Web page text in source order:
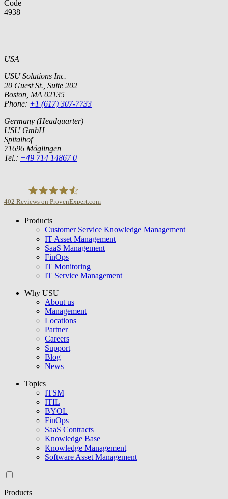
Code
4938
USA
USU Solutions Inc.
20 Guest St., Suite 202
Boston, MA 02135
Phone: +1 (617) 307-7733
Germany (Headquarter)
USU GmbH
Spitalhof
71696 Möglingen
Tel.: +49 714 14867 0
USU GmbH
402 Reviews on ProvenExpert.com
Products
Customer Service Knowledge Management
IT Asset Management
SaaS Management
FinOps
IT Monitoring
IT Service Management
Why USU
About us
Management
Locations
Partner
Careers
Support
Blog
News
Topics
ITSM
ITIL
BYOL
FinOps
SaaS Contracts
Knowledge Base
Knowledge Management
Software Asset Management
Products